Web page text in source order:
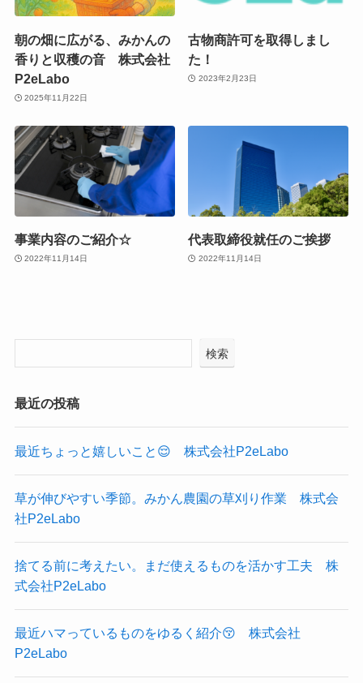
朝の畑に広がる、みかんの
香りと収穫の音 株式会社
P2eLabo
2025年11月22日
古物商許可を取得しまし
た！
2023年2月23日
事業内容のご紹介☆
2022年11月14日
代表取締役就任のご挨拶
2022年11月14日
検索
最近の投稿
最近ちょっと嬉しいこと😌 株式会社P2eLabo
草が伸びやすい季節。みかん農園の草刈り作業 株式会
社P2eLabo
捨てる前に考えたい。まだ使えるものを活かす工夫 株
式会社P2eLabo
最近ハマっているものをゆるく紹介😚 株式会社
P2eLabo